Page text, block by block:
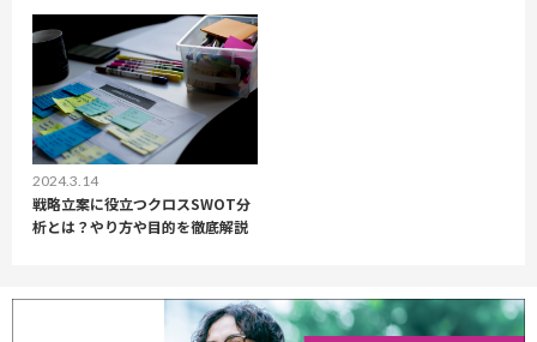
2024.3.14
戦略立案に役立つクロスSWOT分
析とは？やり方や目的を徹底解説